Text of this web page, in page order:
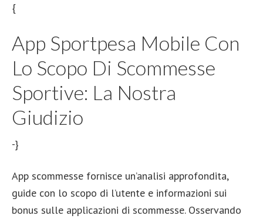
{
App Sportpesa Mobile Con
Lo Scopo Di Scommesse
Sportive: La Nostra
Giudizio
-}
App scommesse fornisce un’analisi approfondita,
guide con lo scopo di l’utente e informazioni sui
bonus sulle applicazioni di scommesse. Osservando